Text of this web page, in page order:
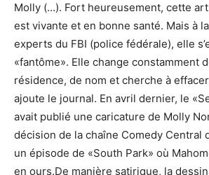
Molly (…). Fort heureusement, cette
est vivante et en bonne santé. Mais à
experts du FBI (police fédérale), elle
«fantôme». Elle change constamment
résidence, de nom et cherche à
ajoute le journal. En avril dernier, le
avait publié une caricature de Molly
décision de la chaîne Comedy Central
un épisode de «South Park» où
en ours.De manière satirique, la